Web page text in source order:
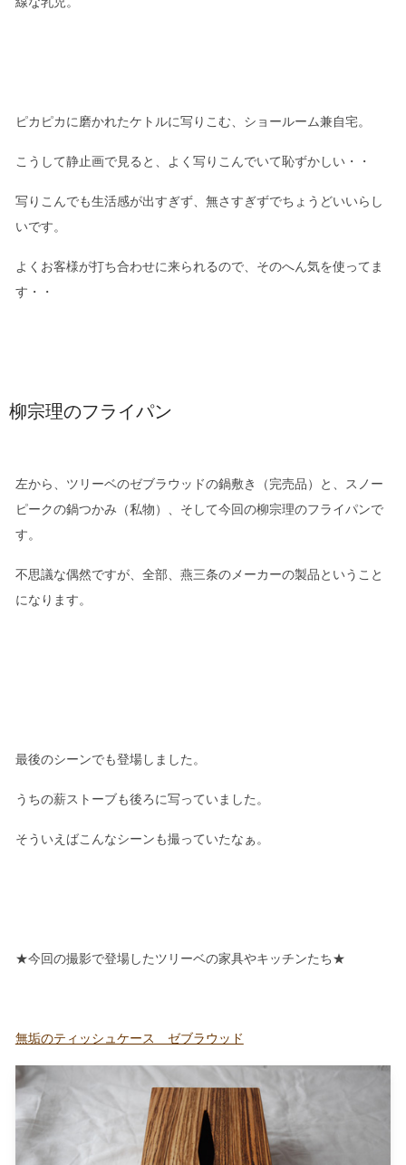
ピカピカに磨かれたケトルに写りこむ、ショールーム兼自宅。
こうして静止画で見ると、よく写りこんでいて恥ずかしい・・
写りこんでも生活感が出すぎず、無さすぎずでちょうどいいらし
いです。
よくお客様が打ち合わせに来られるので、そのへん気を使ってま
す・・
柳宗理のフライパン
左から、ツリーベのゼブラウッドの鍋敷き（完売品）と、スノー
ピークの鍋つかみ（私物）、そして今回の柳宗理のフライパンで
す。
不思議な偶然ですが、全部、燕三条のメーカーの製品ということ
になります。
最後のシーンでも登場しました。
うちの薪ストーブも後ろに写っていました。
そういえばこんなシーンも撮っていたなぁ。
★今回の撮影で登場したツリーベの家具やキッチンたち★
無垢のティッシュケース ゼブラウッド